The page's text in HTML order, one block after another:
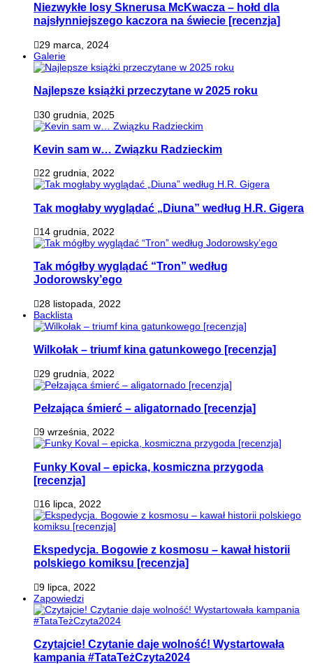
Niezwykłe losy Sknerusa McKwacza – hołd dla
najsłynniejszego kaczora na świecie [recenzja]
29 marca, 2024
Galerie
Najlepsze książki przeczytane w 2025 roku
30 grudnia, 2025
Kevin sam w… Związku Radzieckim
22 grudnia, 2022
Tak mogłaby wyglądać „Diuna” według H.R. Gigera
14 grudnia, 2022
Tak mógłby wyglądać “Tron” według
Jodorowsky’ego
28 listopada, 2022
Backlista
Wilkołak – triumf kina gatunkowego [recenzja]
29 grudnia, 2022
Pełzająca śmierć – aligatornado [recenzja]
9 września, 2022
Funky Koval – epicka, kosmiczna przygoda
[recenzja]
16 lipca, 2022
Ekspedycja. Bogowie z kosmosu – kawał historii
polskiego komiksu [recenzja]
9 lipca, 2022
Zapowiedzi
Czytajcie! Czytanie daje wolność! Wystartowała
kampania #TataTeżCzyta2024